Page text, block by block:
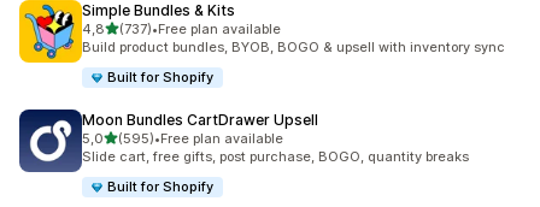
Simple Bundles & Kits
4,8av 5 stjerner
(737)
Totalt 737 omtaler
•Free plan available
Build product bundles, BYOB, BOGO & upsell with inventory sync
Built for Shopify
Moon Bundles CartDrawer Upsell
5,0av 5 stjerner
(595)
Totalt 595 omtaler
•Free plan available
Slide cart, free gifts, post purchase, BOGO, quantity breaks
Built for Shopify